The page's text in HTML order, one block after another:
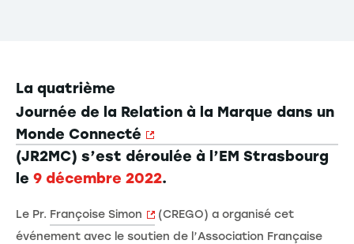
La quatrième
Journée de la Relation à la Marque dans un
Monde Connecté
(JR2MC) s’est déroulée à l’EM Strasbourg
le 9 décembre 2022.
Le Pr. Françoise Simon
(CREGO) a organisé cet
événement avec le soutien de l’Association Française